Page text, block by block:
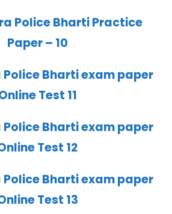
Police Bharti Practice
Paper – 10
Bharti exam paper
Test 11
Bharti exam paper
Test 12
Bharti exam paper
Test 13